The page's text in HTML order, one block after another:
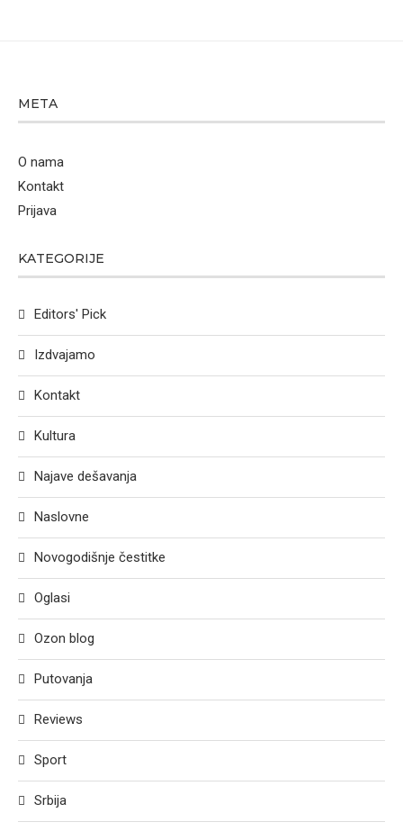
META
O nama
Kontakt
Prijava
KATEGORIJE
Editors' Pick
Izdvajamo
Kontakt
Kultura
Najave dešavanja
Naslovne
Novogodišnje čestitke
Oglasi
Ozon blog
Putovanja
Reviews
Sport
Srbija